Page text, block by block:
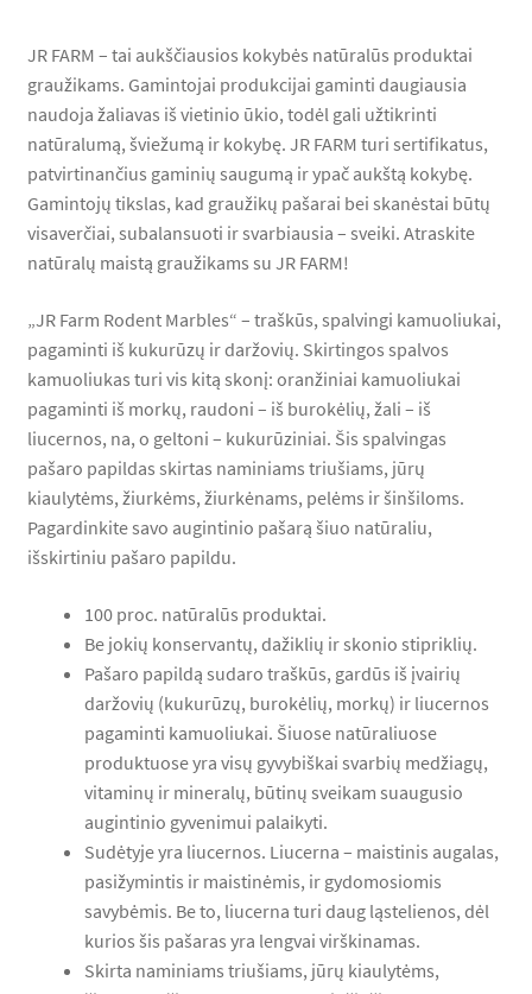
JR FARM – tai aukščiausios kokybės natūralūs produktai
graužikams. Gamintojai produkcijai gaminti daugiausia
naudoja žaliavas iš vietinio ūkio, todėl gali užtikrinti
natūralumą, šviežumą ir kokybę. JR FARM turi sertifikatus,
patvirtinančius gaminių saugumą ir ypač aukštą kokybę.
Gamintojų tikslas, kad graužikų pašarai bei skanėstai būtų
visaverčiai, subalansuoti ir svarbiausia – sveiki. Atraskite
natūralų maistą graužikams su JR FARM!
„JR Farm Rodent Marbles“ – traškūs, spalvingi kamuoliukai,
pagaminti iš kukurūzų ir daržovių. Skirtingos spalvos
kamuoliukas turi vis kitą skonį: oranžiniai kamuoliukai
pagaminti iš morkų, raudoni – iš burokėlių, žali – iš
liucernos, na, o geltoni – kukurūziniai. Šis spalvingas
pašaro papildas skirtas naminiams triušiams, jūrų
kiaulytėms, žiurkėms, žiurkėnams, pelėms ir šinšiloms.
Pagardinkite savo augintinio pašarą šiuo natūraliu,
išskirtiniu pašaro papildu.
100 proc. natūralūs produktai.
Be jokių konservantų, dažiklių ir skonio stipriklių.
Pašaro papildą sudaro traškūs, gardūs iš įvairių
daržovių (kukurūzų, burokėlių, morkų) ir liucernos
pagaminti kamuoliukai. Šiuose natūraliuose
produktuose yra visų gyvybiškai svarbių medžiagų,
vitaminų ir mineralų, būtinų sveikam suaugusio
augintinio gyvenimui palaikyti.
Sudėtyje yra liucernos. Liucerna – maistinis augalas,
pasižymintis ir maistinėmis, ir gydomosiomis
savybėmis. Be to, liucerna turi daug ląstelienos, dėl
kurios šis pašaras yra lengvai virškinamas.
Skirta naminiams triušiams, jūrų kiaulytėms,